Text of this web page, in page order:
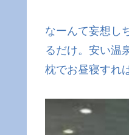
なーんて妄想し
るだけ。安い温
枕でお昼寝すれ